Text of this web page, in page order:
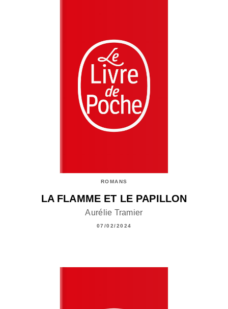
ROMANS
LA FLAMME ET LE PAPILLON
Aurélie Tramier
07/02/2024